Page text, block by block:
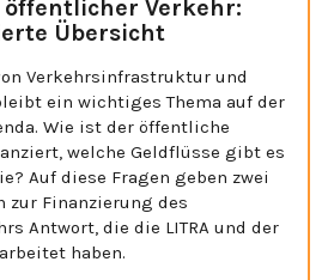
Verkehr:
Übersicht
Verkehrsinfrastruktur und
ein wichtiges Thema auf der
Wie ist der öffentliche
welche Geldflüsse gibt es
Auf diese Fragen geben zwei
zur Finanzierung des
Antwort, die die LITRA und der
haben.